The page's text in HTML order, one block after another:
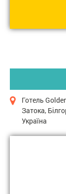
Готель
Затока,
Україна